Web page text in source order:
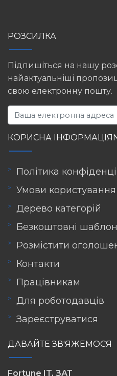
РОЗСИЛКА
Підпишіться на нашу
найактуальніші
свою електронну пошту.
КОРИСНА
Політика
Умови користування
Дерево категорій
Безкоштовні
Розмістити
Контакти
Працівникам
Для роботодавців
Зареєструватися
ДАВАЙТЕ ЗВ'ЯЖЕМОСЯ
Fortune IT, ЗАТ